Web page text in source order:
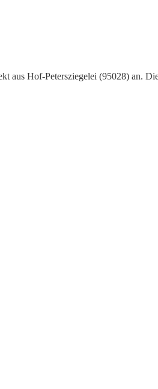
aus Hof-Petersziegelei (95028) an.